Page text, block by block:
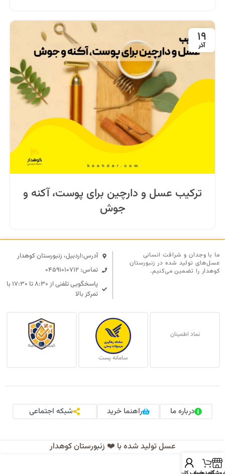
19
آذر
ترکیب عسل و دارچین برای پوست، آکنه و
جوش
آدرس:اردبیل، زنبورستان کوهدار
تماس: 04591010712
پاسخگویی تلفنی از ۸:۳۰ تا ۱۷:۳۰ با
تمرکز بالا
ما با وجدان و شرافت انسانی
عسل‌های تولید شده در زنبورستان
کوهدار را تضمین می‌کنیم.
نماد اطمینان
سامانه پست
ضمانت نامه
درباره ما راهنما خرید شبکه اجتماعی
عسل تولید شده با ❤️ زنبورستان کوهدار